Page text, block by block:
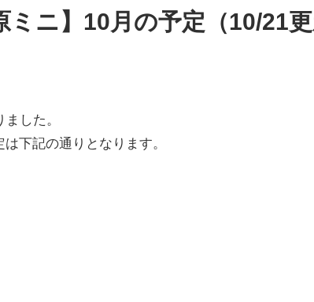
ミニ】10月の予定（10/21
した。
下記の通りとなります。